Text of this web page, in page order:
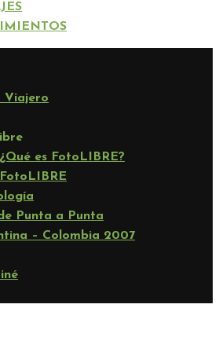
Viajero
¿Qué es FotoLIBRE?
FotoLIBRE
Punta a Punta
– Colombia 2007